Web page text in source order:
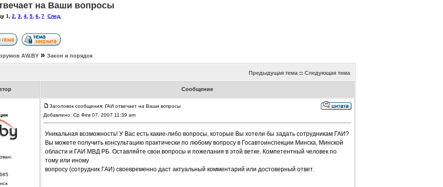
на Ваши вопросы
1 2 3 4 5 6 7 След.
АW.BY» Закон и порядок
Предыдущая тема:: Следующая тема
Сообщение
Заголовок сообщения: ГАИ отвечает на Ваши вопросы
Добавлено: Ср Фев 07, 2007 11:39 am
Уникальная возможность! У Вас есть какие-либо вопросы, которые Вы хотели бы задать сотрудникам ГАИ?
Вы можете получить консультацию практически по любому вопросу в Госавтоинспекции Минска, Минской
области и ГАИ МВД РБ. Оставляйте свои вопросы и пожелания в этой ветке. Компетентный человек по
тому или иному
вопросу (сотрудник ГАИ) своевременно даст актуальный комментарий или достоверный ответ.